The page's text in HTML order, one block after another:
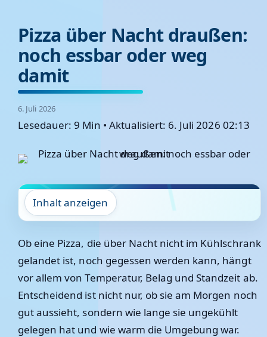
Pizza über Nacht draußen:
noch essbar oder weg
damit
6. Juli 2026
Lesedauer: 9 Min • Aktualisiert: 6. Juli 2026 02:13
Inhalt anzeigen
Ob eine Pizza, die über Nacht nicht im Kühlschrank
gelandet ist, noch gegessen werden kann, hängt
vor allem von Temperatur, Belag und Standzeit ab.
Entscheidend ist nicht nur, ob sie am Morgen noch
gut aussieht, sondern wie lange sie ungekühlt
gelegen hat und wie warm die Umgebung war.